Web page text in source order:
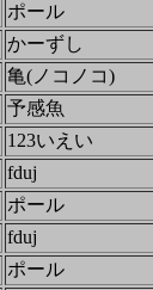
ポール
かーずし
亀(ノコノコ)
予感魚
123いえい
fduj
ポール
fduj
ポール